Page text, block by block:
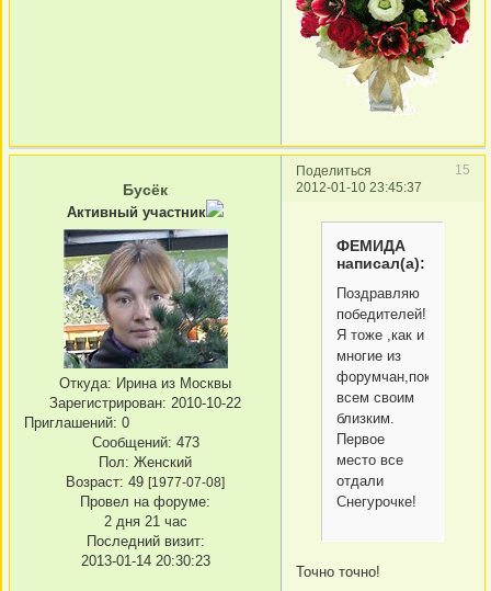
Поделиться
15
2012-01-10 23:45:37
Бусёк
Активный участник
Откуда: Ирина из Москвы
Зарегистрирован: 2010-10-22
Приглашений: 0
Сообщений: 473
Пол: Женский
Возраст: 49 [1977-07-08]
Провел на форуме:
2 дня 21 час
Последний визит:
2013-01-14 20:30:23
ФЕМИДА
написал(а):
Поздравляю
победителей!
Я тоже ,как и
многие из
форумчан,показала
всем своим
близким.
Первое
место все
отдали
Снегурочке!
Точно точно!